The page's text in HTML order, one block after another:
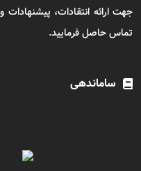
تماس حاصل فرمایید.
ساماندهی